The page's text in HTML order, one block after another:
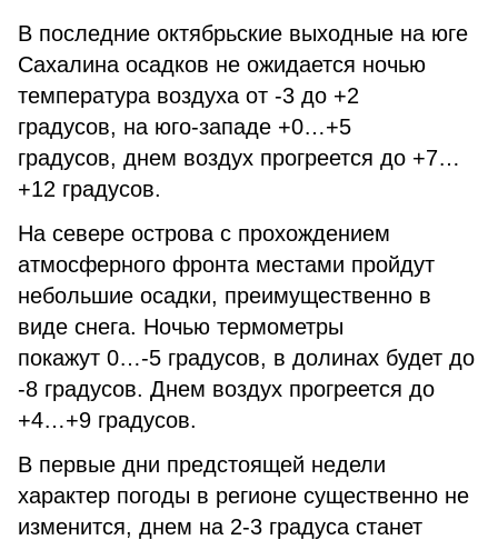
В последние октябрьские выходные на юге
Сахалина осадков не ожидается ночью
температура воздуха от -3 до +2
градусов, на юго-западе +0…+5
градусов, днем воздух прогреется до +7…
+12 градусов.
На севере острова с прохождением
атмосферного фронта местами пройдут
небольшие осадки, преимущественно в
виде снега. Ночью термометры
покажут 0…-5 градусов, в долинах будет до
-8 градусов. Днем воздух прогреется до
+4…+9 градусов.
В первые дни предстоящей недели
характер погоды в регионе существенно не
изменится, днем на 2-3 градуса станет